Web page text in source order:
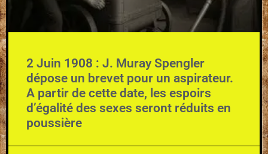
2 Juin 1908 : J. Muray Spengler
dépose un brevet pour un aspirateur.
A partir de cette date, les espoirs
d’égalité des sexes seront réduits en
poussière